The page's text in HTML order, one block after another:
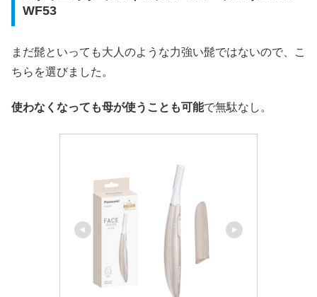
WF53
まだ髭といっても大人のような力強い髭ではないので、こ
ちらを選びました。
使わなくなっても母が使うことも可能で無駄なし。